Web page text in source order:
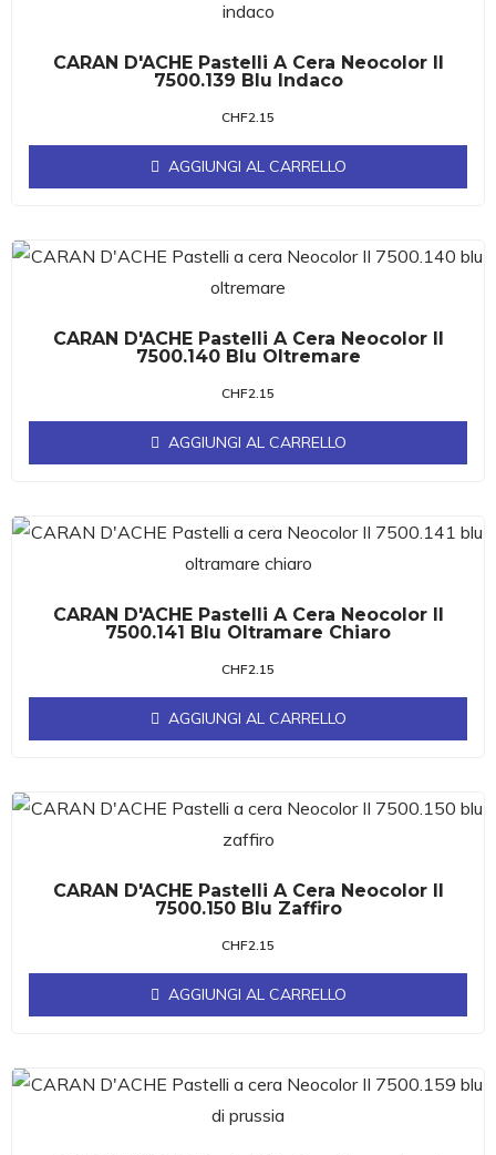
CARAN D'ACHE Pastelli A Cera Neocolor II
7500.139 Blu Indaco
CHF2.15
AGGIUNGI AL CARRELLO
CARAN D'ACHE Pastelli A Cera Neocolor II
7500.140 Blu Oltremare
CHF2.15
AGGIUNGI AL CARRELLO
CARAN D'ACHE Pastelli A Cera Neocolor II
7500.141 Blu Oltramare Chiaro
CHF2.15
AGGIUNGI AL CARRELLO
CARAN D'ACHE Pastelli A Cera Neocolor II
7500.150 Blu Zaffiro
CHF2.15
AGGIUNGI AL CARRELLO